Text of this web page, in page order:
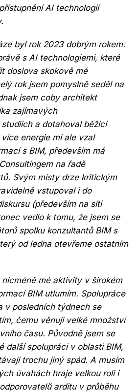
AI technologií
byl rok 2023 dobrým rokem.
s AI technologiemi, které
doslova skokově mé
rok jsem pomyslně seděl na
jsem coby architekt
zajímavých
studiích a dotahoval běžící
energie mi ale vzal
s BIM, především má
na řadě
Svým místy drze kritickým
vstupoval i do
(především na síti
vedlo k tomu, že jsem se
spolku konzultantů BIM s
od ledna otevřeme ostatním
mé aktivity v širokém
BIM utlumím. Spolupráce
v posledních týdnech se
čemu věnuji velké množství
času. Původně jsem se
další spolupráci v oblasti BIM,
trochu jiný spád. A musím
úvahách hraje velkou roli i
arditu v průběhu